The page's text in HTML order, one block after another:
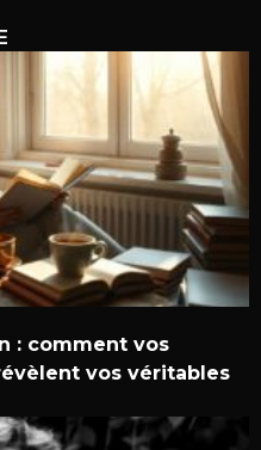
: comment vos
vos véritables